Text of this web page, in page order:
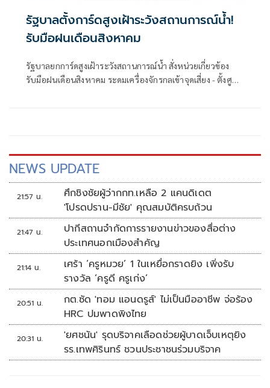
รัฐบาลตั้งการ์ดสูงเฝ้าระวังสถานการณ์น้ำ!
รับมือฝนเดือนสิงหาคม
รัฐบาลยกการ์ดสูงเฝ้าระวังสถานการณ์น้ำ สั่งหน่วยเกี่ยวข้อง
รับมือฝนเดือนสิงหาคม ระดมเครื่องจักรกลเข้าจุดเสี่ยง - ตั้งศูนย์
NEWS UPDATE
21:57 น.
ศึกชิงชัยผู้ว่ากกท.เหลือ 2 แคนดิเดต
'โปรดปราน-มีชัย' คุณสมบัติครบถ้วน
21:47 น.
ปากีสถานจำกัดการรายงานข่าวของสื่อต่าง
ประเทศนอกเมืองสำคัญ
21:14 น.
เศร้า ‘ครูหมวย’ 1 ในเหยื่อกราดยิง เพิ่งรับ
รางวัล ‘ครูดี ครูเก่ง’
20:51 น.
กต.ซัด 'ทอม แอนดรูส์' ไม่เป็นมืออาชีพ จ่อร้อง
HRC ปมพาดพิงไทย
20:31 น.
'ยศชนัน' รุดบริจาคเลือดช่วยผู้บาดเจ็บเหตุยิง
รร.เทพศิรินทร์ ชวนประชาชนร่วมบริจาค